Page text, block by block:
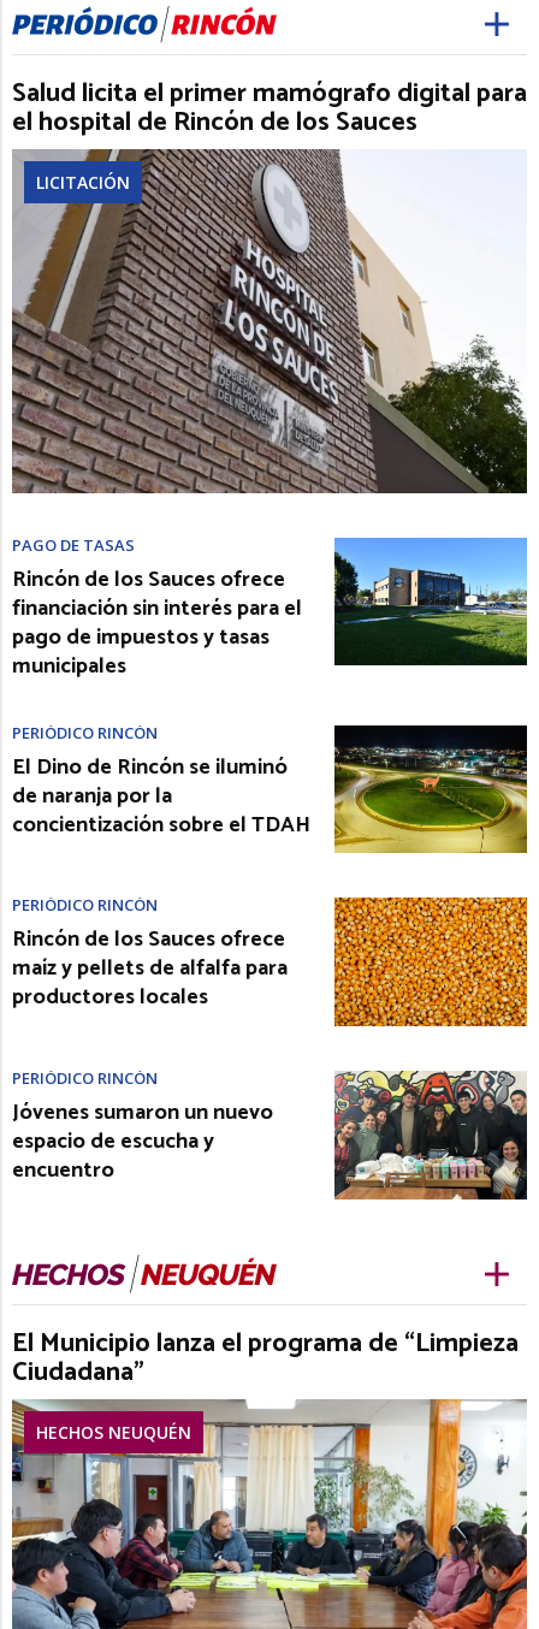
Salud licita el primer mamógrafo digital para
el hospital de Rincón de los Sauces
LICITACIÓN
PAGO DE TASAS
Rincón de los Sauces ofrece
financiación sin interés para el
pago de impuestos y tasas
municipales
PERIÓDICO RINCÓN
El Dino de Rincón se iluminó
de naranja por la
concientización sobre el TDAH
PERIÓDICO RINCÓN
Rincón de los Sauces ofrece
maíz y pellets de alfalfa para
productores locales
PERIÓDICO RINCÓN
Jóvenes sumaron un nuevo
espacio de escucha y
encuentro
El Municipio lanza el programa de “Limpieza
Ciudadana”
HECHOS NEUQUÉN